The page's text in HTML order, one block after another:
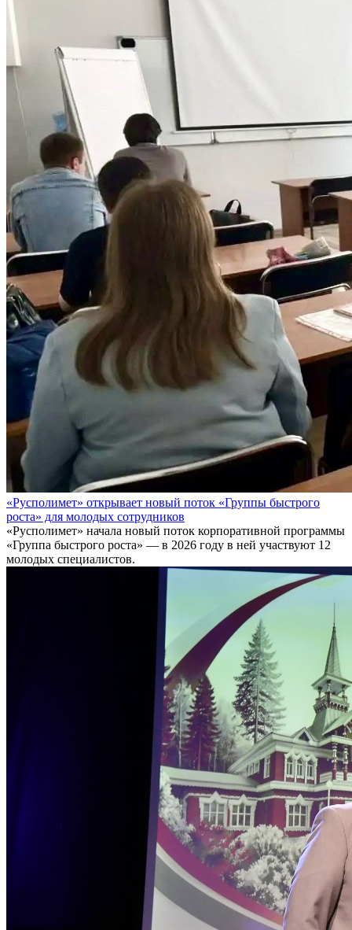
«Русполимет» открывает новый поток «Группы быстрого
роста» для молодых сотрудников
«Русполимет» начала новый поток корпоративной программы
«Группа быстрого роста» — в 2026 году в ней участвуют 12
молодых специалистов.